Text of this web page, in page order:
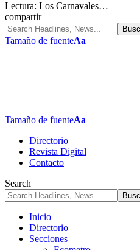
Lectura: Los Carnavales…
compartir
Tamaño de fuenteAa
Tamaño de fuenteAa
Directorio
Revista Digital
Contacto
Search
Inicio
Directorio
Secciones